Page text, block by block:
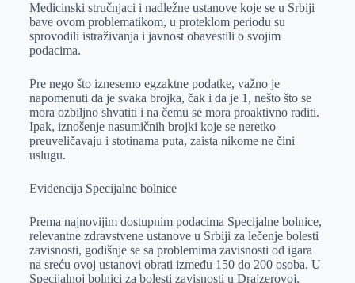
Medicinski stručnjaci i nadležne ustanove koje se u Srbiji
bave ovom problematikom, u proteklom periodu su
sprovodili istraživanja i javnost obavestili o svojim
podacima.
Pre nego što iznesemo egzaktne podatke, važno je
napomenuti da je svaka brojka, čak i da je 1, nešto što se
mora ozbiljno shvatiti i na čemu se mora proaktivno raditi.
Ipak, iznošenje nasumičnih brojki koje se neretko
preuveličavaju i stotinama puta, zaista nikome ne čini
uslugu.
Evidencija Specijalne bolnice
Prema najnovijim dostupnim podacima Specijalne bolnice,
relevantne zdravstvene ustanove u Srbiji za lečenje bolesti
zavisnosti, godišnje se sa problemima zavisnosti od igara
na sreću ovoj ustanovi obrati između 150 do 200 osoba. U
Specijalnoj bolnici za bolesti zavisnosti u Drajzerovoj,